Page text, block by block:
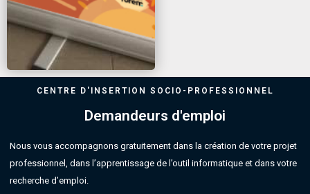
CENTRE D'INSERTION SOCIO-PROFESSIONNEL
Demandeurs d'emploi
Nous vous accompagnons gratuitement dans la création de votre projet
professionnel, dans l’apprentissage de l’outil informatique et dans votre
recherche d’emploi.